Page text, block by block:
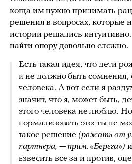
когда им нужно принимать
решения в вопросах, которые
истории решались
найти опору довольно сложно.
Есть такая идея, что дети
и не должно быть
человека. А вот если я
значит, что я, может быть,
этого человека не люблю.
нормализовать это: ты не
такое решение (рожать от
партнера, — прим. «Берега»)
взвесить все за и против,